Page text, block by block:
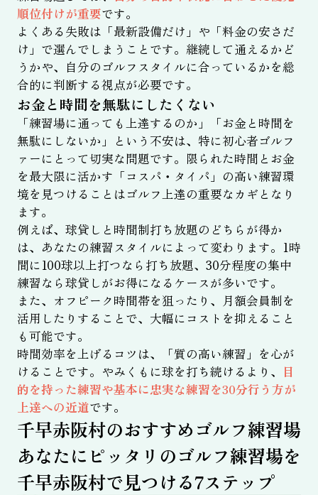
順位付けが重要です。
よくある失敗は「最新設備だけ」や「料金の安さだ
け」で選んでしまうことです。継続して通えるかど
うかや、自分のゴルフスタイルに合っているかを総
合的に判断する視点が必要です。
お金と時間を無駄にしたくない
「練習場に通っても上達するのか」「お金と時間を
無駄にしないか」という不安は、特に初心者ゴルフ
ァーにとって切実な問題です。限られた時間とお金
を最大限に活かす「コスパ・タイパ」の高い練習環
境を見つけることはゴルフ上達の重要なカギとなり
ます。
例えば、球貸しと時間制打ち放題のどちらが得か
は、あなたの練習スタイルによって変わります。1時
間に100球以上打つなら打ち放題、30分程度の集中
練習なら球貸しがお得になるケースが多いです。
また、オフピーク時間帯を狙ったり、月額会員制を
活用したりすることで、大幅にコストを抑えること
も可能です。
時間効率を上げるコツは、「質の高い練習」を心が
けることです。やみくもに球を打ち続けるより、 目
的を持った練習や基本に忠実な練習を30分行う方が
上達への近道です。
千早赤阪村のおすすめゴルフ練習場
あなたにピッタリのゴルフ練習場を
千早赤阪村で見つける7ステップ